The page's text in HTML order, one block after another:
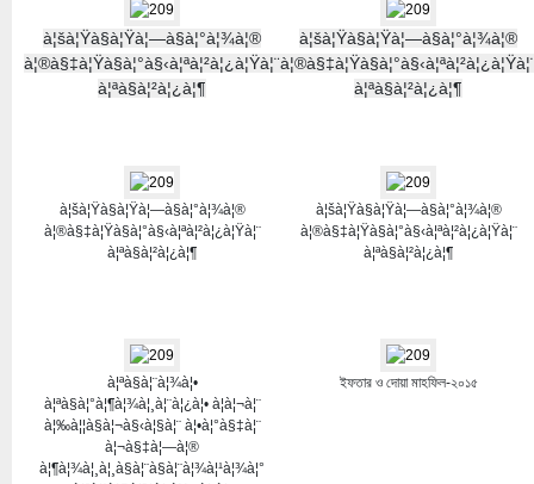
à¦šà¦Ÿà§à¦Ÿà¦—à§à¦°à¦¾à¦®
à¦®à§‡à¦Ÿà§à¦°à§‹à¦ªà¦²à¦¿à¦Ÿà¦¨
à¦ªà§à¦²à¦¿à¦¶
à¦šà¦Ÿà§à¦Ÿà¦—à§à¦°à¦¾à¦®
à¦ªà§à¦²à¦¿à¦¶
à¦šà¦Ÿà§à¦Ÿà¦—à§à¦°à¦¾à¦®
à¦®à§‡à¦Ÿà§à¦°à§‹à¦ªà¦²à¦¿à¦Ÿà¦¨
à¦ªà§à¦²à¦¿à¦¶
à¦šà¦Ÿà§à¦Ÿà¦—à§à¦°à¦¾à¦®
à¦®à§‡à¦Ÿà§à¦°à§‹à¦ªà¦²à¦¿à¦Ÿà¦¨
à¦ªà§à¦²à¦¿à¦¶
à¦ªà§à¦¨à¦¾à¦•
à¦ªà§à¦°à¦¶à¦¾à¦¸à¦¨à¦¿à¦• à¦­à¦¬à¦¨
à¦‰à¦¦à§à¦¬à§‹à¦§à¦¨ à¦•à¦°à§‡à¦¨
à¦¬à§‡à¦—à¦®
à¦¶à¦¾à¦¸à¦¸à§à¦¨à§à¦¨à¦¾à¦¹à¦¾à¦°
ইফতার ও দোয়া মাহফিল-২০১৫